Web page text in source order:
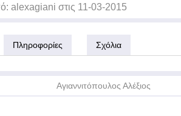
alexagiani στις 11-03-2015
Πληροφορίες Σχόλια
Αγιαννιτόπουλος Αλέξιος